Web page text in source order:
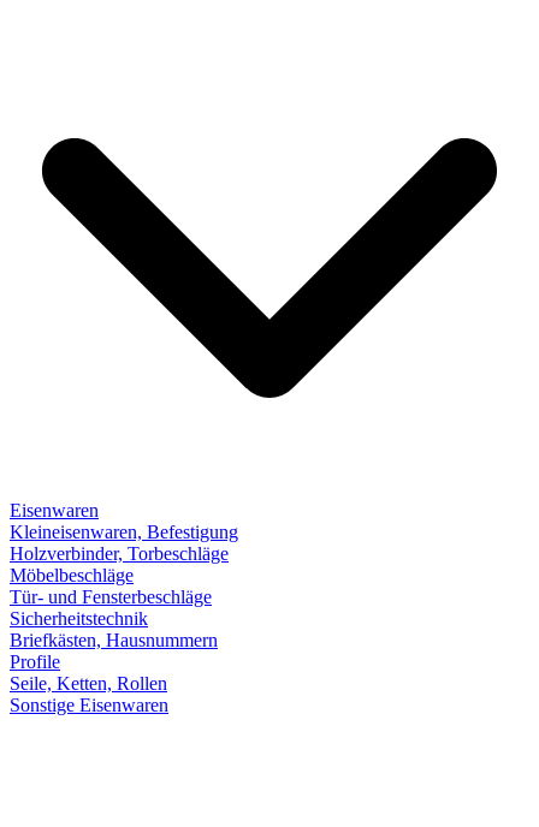
Eisenwaren
Kleineisenwaren, Befestigung
Holzverbinder, Torbeschläge
Möbelbeschläge
Tür- und Fensterbeschläge
Sicherheitstechnik
Briefkästen, Hausnummern
Profile
Seile, Ketten, Rollen
Sonstige Eisenwaren